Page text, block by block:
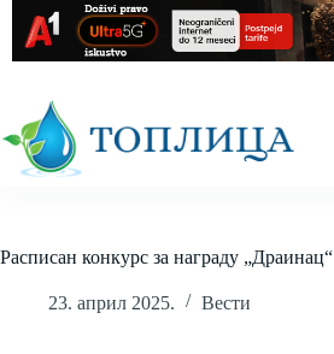
content
Расписан конкурс за награду „Драинац“
23. април 2025. Вести